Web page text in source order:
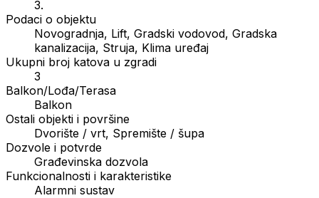
3.
Podaci o objektu
Novogradnja, Lift, Gradski vodovod, Gradska
kanalizacija, Struja, Klima uređaj
Ukupni broj katova u zgradi
3
Balkon/Lođa/Terasa
Balkon
Ostali objekti i površine
Dvorište / vrt, Spremište / šupa
Dozvole i potvrde
Građevinska dozvola
Funkcionalnosti i karakteristike
Alarmni sustav